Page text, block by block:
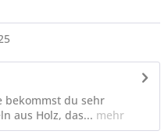
bekommst du sehr
aus Holz, das... mehr